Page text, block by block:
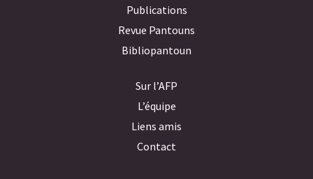
Publications
Revue Pantouns
Bibliopantoun
Sur l’AFP
L’équipe
Liens amis
Contact